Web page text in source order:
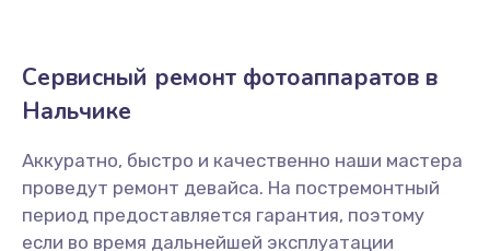
1800 руб.
Замена ультразвукового мотора
1800 руб.
Заказать
Сервисный ремонт фотоаппаратов в
Нальчике
Аккуратно, быстро и качественно наши мастера
проведут ремонт девайса. На постремонтный
период предоставляется гарантия, поэтому
если во время дальнейшей эксплуатации